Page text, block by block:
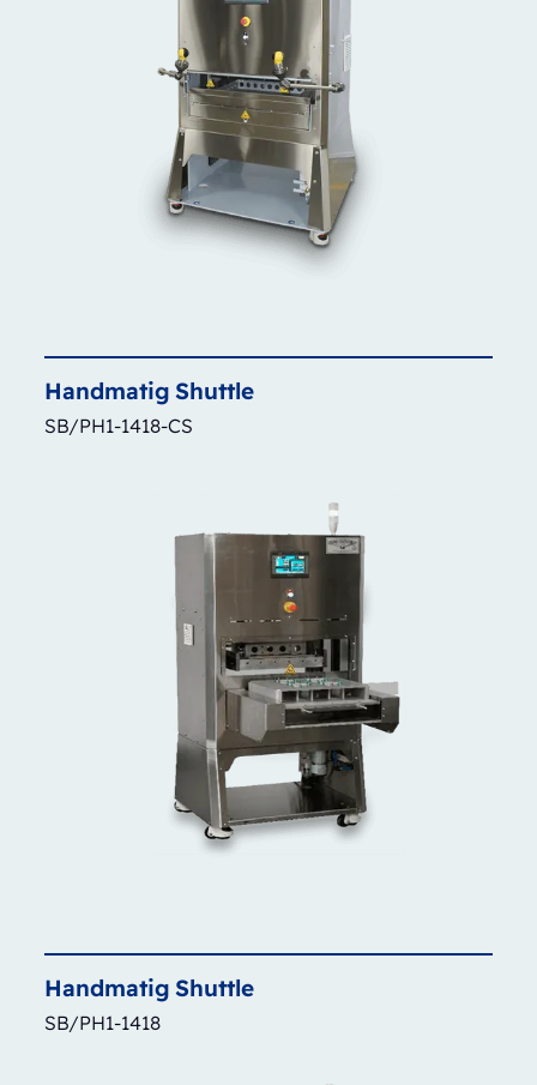
Handmatig Shuttle
SB/PH1-1418-CS
Handmatig Shuttle
SB/PH1-1418